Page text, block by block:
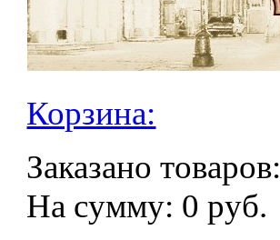
Корзина:
Заказано товаров:
На сумму: 0 руб.